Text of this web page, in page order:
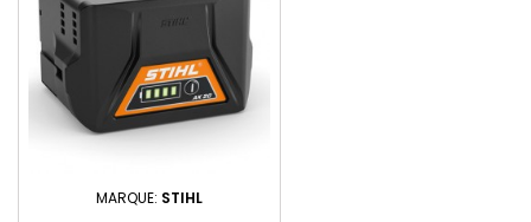
MARQUE: STIHL